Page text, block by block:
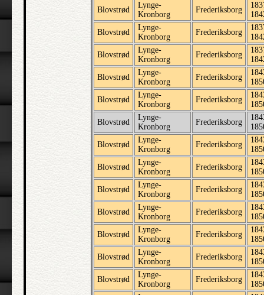
Blovstrød
Lynge-
Kronborg
Frederiksborg
Blovstrød
Lynge-
Kronborg
Frederiksborg
Blovstrød
Lynge-
Kronborg
Frederiksborg
Blovstrød
Lynge-
Kronborg
Frederiksborg
Blovstrød
Lynge-
Kronborg
Frederiksborg
Blovstrød
Lynge-
Kronborg
Frederiksborg
Blovstrød
Lynge-
Kronborg
Frederiksborg
Blovstrød
Lynge-
Kronborg
Frederiksborg
Blovstrød
Lynge-
Kronborg
Frederiksborg
Blovstrød
Lynge-
Kronborg
Frederiksborg
Blovstrød
Lynge-
Kronborg
Frederiksborg
Blovstrød
Lynge-
Kronborg
Frederiksborg
Blovstrød
Lynge-
Kronborg
Frederiksborg